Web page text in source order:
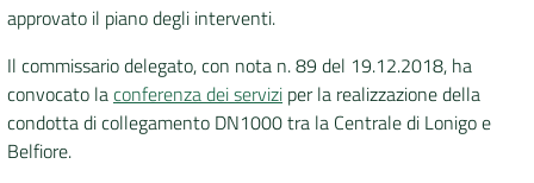
approvato il piano degli interventi.
Il commissario delegato, con nota n. 89 del 19.12.2018, ha
convocato laconferenza dei servizi per la realizzazione della
condotta di collegamento DN1000 tra la Centrale di Lonigo e
Belfiore.